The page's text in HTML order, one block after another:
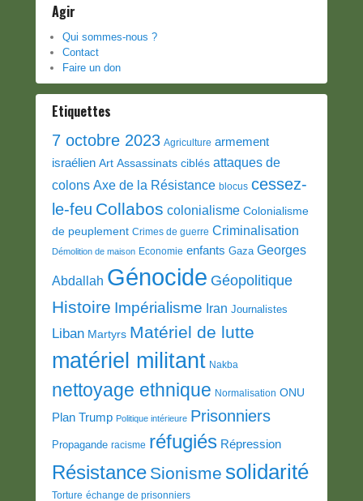
Agir
Qui sommes-nous ?
Contact
Faire un don
Etiquettes
7 octobre 2023 Agriculture armement
israélien Art Assassinats ciblés attaques de
colons Axe de la Résistance blocus cessez-
le-feu Collabos colonialisme Colonialisme
de peuplement Crimes de guerre Criminalisation
Démolition de maison Economie enfants Gaza Georges
Abdallah Génocide Géopolitique
Histoire Impérialisme Iran Journalistes
Liban Martyrs Matériel de lutte
matériel militant Nakba
nettoyage ethnique Normalisation ONU
Plan Trump Politique intérieure Prisonniers
Propagande racisme réfugiés Répression
Résistance Sionisme solidarité
Torture échange de prisonniers